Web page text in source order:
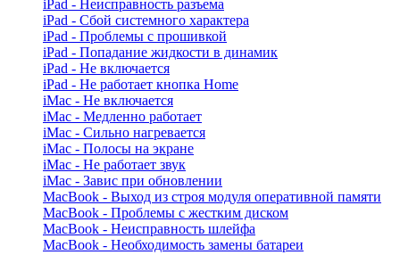
iPad - Неисправность разъема
iPad - Сбой системного характера
iPad - Проблемы с прошивкой
iPad - Попадание жидкости в динамик
iPad - Не включается
iPad - Не работает кнопка Home
iMac - Не включается
iMac - Медленно работает
iMac - Сильно нагревается
iMac - Полосы на экране
iMac - Не работает звук
iMac - Завис при обновлении
MacBook - Выход из строя модуля оперативной памяти
MacBook - Проблемы с жестким диском
MacBook - Неисправность шлейфа
MacBook - Необходимость замены батареи